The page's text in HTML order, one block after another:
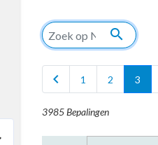
search
chevron_left 1 2 3
3985 Bepalingen